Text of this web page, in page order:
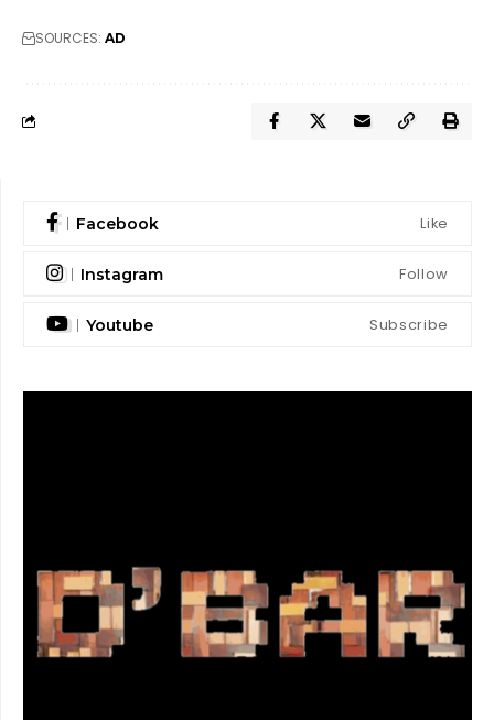
SOURCES: AD
Facebook Like
Instagram Follow
Youtube Subscribe